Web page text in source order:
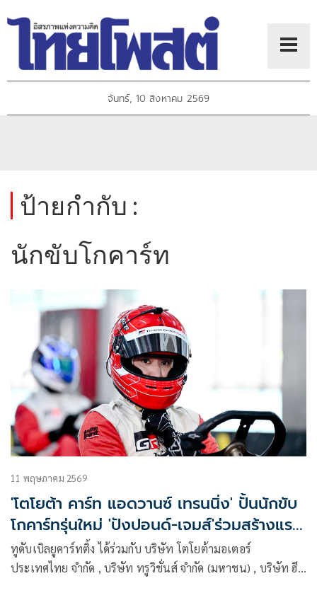
จันทร์, 10 สิงหาคม 2569
ป้ายกำกับ :
นักขับโกคาร์ท
11 พฤษภาคม 2569
'โตโยต้า คาร์ท แอดวานซ์ เทรนนิ่ง' ปั้นนักขับ
โกคาร์ทรุ่นใหม่ 'ปังปอนด์-เจมส์'ร่วมสร้างแรง
บันดาลใจ
ทูดับเบิลยูคาร์ทติ้ง ได้ร่วมกับ บริษัท โตโยต้ามอเตอร์
ประเทศไทย จำกัด , บริษัท ทรูวิชั่นส์ จำกัด (มหาชน) , บริษัท ฮี